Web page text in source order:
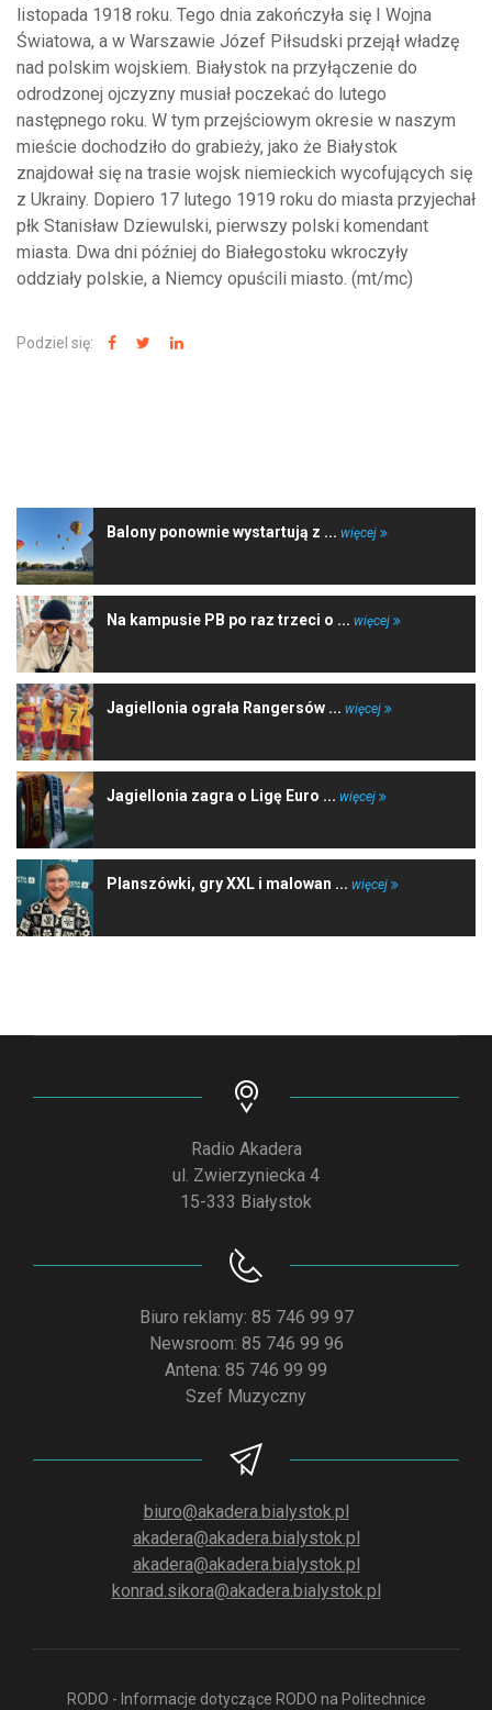
listopada 1918 roku. Tego dnia zakończyła się I Wojna
Światowa, a w Warszawie Józef Piłsudski przejął władzę
nad polskim wojskiem. Białystok na przyłączenie do
odrodzonej ojczyzny musiał poczekać do lutego
następnego roku. W tym przejściowym okresie w naszym
mieście dochodziło do grabieży, jako że Białystok
znajdował się na trasie wojsk niemieckich wycofujących się
z Ukrainy. Dopiero 17 lutego 1919 roku do miasta przyjechał
płk Stanisław Dziewulski, pierwszy polski komendant
miasta. Dwa dni później do Białegostoku wkroczyły
oddziały polskie, a Niemcy opuścili miasto. (mt/mc)
Podziel się:
Balony ponownie wystartują z ... więcej
Na kampusie PB po raz trzeci o ... więcej
Jagiellonia ograła Rangersów ... więcej
Jagiellonia zagra o Ligę Euro ... więcej
Planszówki, gry XXL i malowan ... więcej
Radio Akadera
ul. Zwierzyniecka 4
15-333 Białystok
Biuro reklamy: 85 746 99 97
Newsroom: 85 746 99 96
Antena: 85 746 99 99
Szef Muzyczny
biuro@akadera.bialystok.pl
akadera@akadera.bialystok.pl
akadera@akadera.bialystok.pl
konrad.sikora@akadera.bialystok.pl
RODO - Informacje dotyczące RODO na Politechnice